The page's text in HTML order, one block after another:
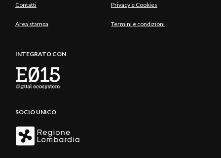
Contatti Privacy e Cookies
Area stampa Termini e condizioni
INTEGRATO CON
SOCIO UNICO